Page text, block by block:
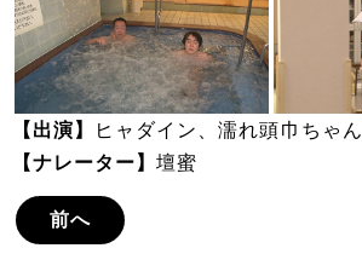
【出演】
ヒャダイン、濡れ頭巾ちゃん
【ナレーター】壇蜜
前へ